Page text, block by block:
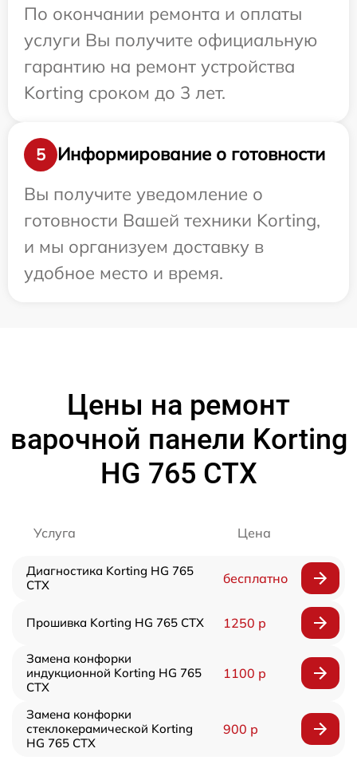
По окончании ремонта и оплаты
услуги Вы получите официальную
гарантию на ремонт устройства
Korting сроком до 3 лет.
5
Информирование о готовности
Вы получите уведомление о
готовности Вашей техники Korting,
и мы организуем доставку в
удобное место и время.
Цены на ремонт
варочной панели Korting
HG 765 CTX
Услуга Цена
Диагностика Korting HG 765
CTX
бесплатно
Прошивка Korting HG 765 CTX 1250 р
Замена конфорки
индукционной Korting HG 765
CTX
1100 р
Замена конфорки
стеклокерамической Korting
HG 765 CTX
900 р